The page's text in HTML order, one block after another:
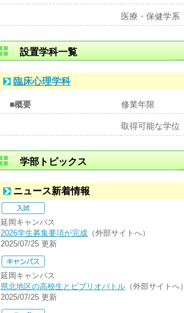
医療・保健学系
設置学科一覧
臨床心理学科
■概要 修業年限
取得可能な学位
学部トピックス
ニュース新着情報
延岡キャンパス
2026学生募集要項が完成 （外部サイトへ）
2025/07/25 更新
延岡キャンパス
県北地区の高校生とビブリオバトル （外部サイトへ）
2025/07/25 更新